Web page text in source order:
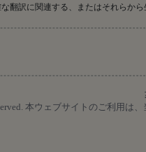
翻訳に関連する、またはそれらか
本ウェブサイトのご利用は